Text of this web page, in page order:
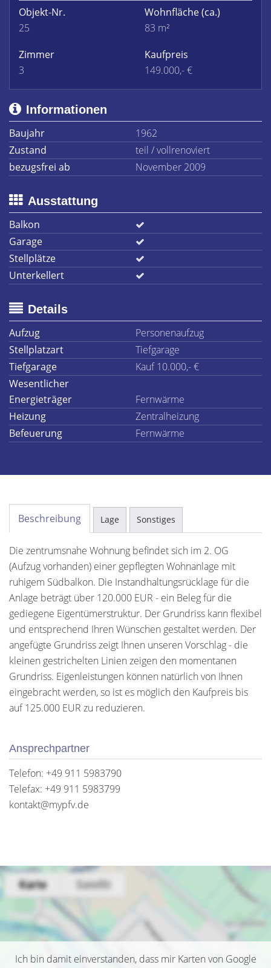
Objekt-Nr.
25
Wohnfläche(ca.)
83 m²
Zimmer
3
Kaufpreis
149.000,- €
Informationen
Baujahr
1962
Zustand
teil / vollrenoviert
bezugsfrei ab
November 2009
Ausstattung
Balkon
Garage
Stellplätze
Unterkellert
Details
Aufzug
Personenaufzug
Stellplatzart
Tiefgarage
Tiefgarage
Kauf 10.000,- €
Wesentlicher
Energieträger
Fernwärme
Heizung
Zentralheizung
Befeuerung
Fernwärme
Beschreibung Lage Sonstiges
Die zentrumsnahe Wohnung befindet sich im 2. OG
(Aufzug vorhanden) einer gepflegten Wohnanlage mit
ruhigem Südbalkon. Die Instandhaltungsrücklage für die
Anlage beträgt über 120.000 EUR - ein Beleg für die
gediegene Eigentümerstruktur. Der Grundriss kann flexibel
und entsprechend Ihren Wünschen gestaltet werden. Der
angefügte Grundriss zeigt Ihnen unseren Vorschlag - die
kleinen gestrichelten Linien zeigen den momentanen
Grundriss. Eigenleistungen können natürlich von Ihnen
eingebracht werden, so ist es möglich den Kaufpreis bis
auf 125.000 EUR zu reduzieren.
Ansprechpartner
Telefon: +49 911 5983790
Telefax: +49 911 5983799
kontakt@mypfv.de
Ich bin damit einverstanden, dass mir Karten von Google